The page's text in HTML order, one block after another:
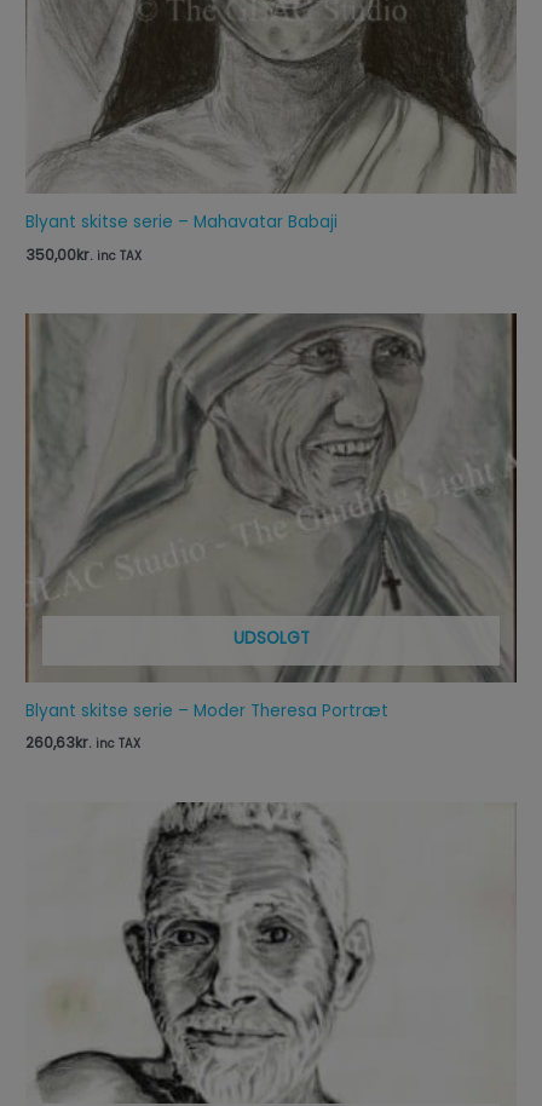
Blyant skitse serie – Mahavatar Babaji
350,00kr. inc TAX
UDSOLGT
Blyant skitse serie – Moder Theresa Portræt
260,63kr. inc TAX